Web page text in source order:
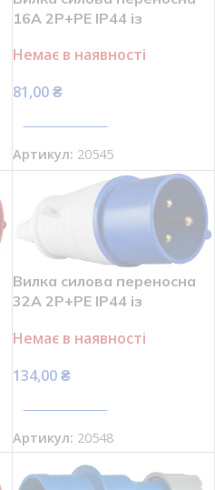
16А 2Р+РЕ IP44 із
Немає в наявності
81,00₴
Артикул: 20545
Вилка силова переносна
32А 2Р+РЕ IP44 із
Немає в наявності
134,00₴
Артикул: 20548